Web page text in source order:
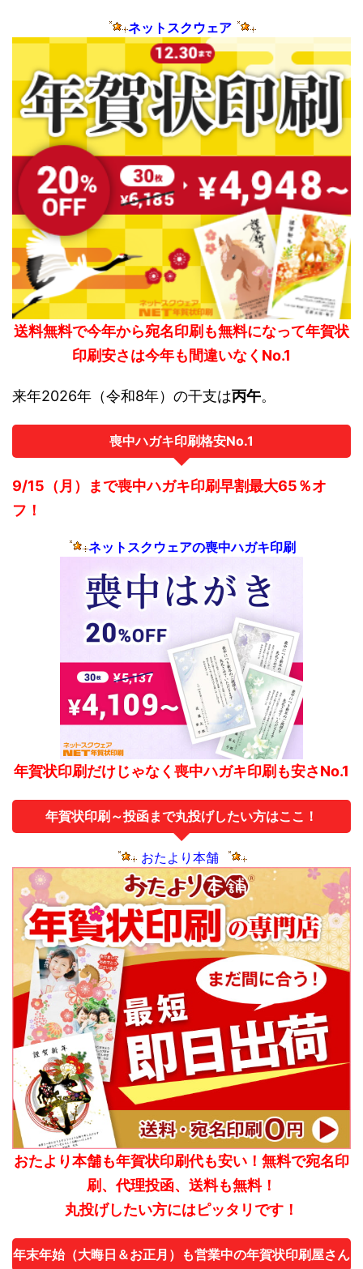
ネットスクウェア
送料無料で今年から宛名印刷も無料になって年賀状
印刷安さは今年も間違いなくNo.1
来年2026年（令和8年）の干支は丙午。
喪中ハガキ印刷格安No.1
9/15（月）まで喪中ハガキ印刷早割最大65％オ
フ！
ネットスクウェアの喪中ハガキ印刷
年賀状印刷だけじゃなく喪中ハガキ印刷も安さNo.1
年賀状印刷～投函まで丸投げしたい方はここ！
おたより本舗
おたより本舗も年賀状印刷代も安い！無料で宛名印
刷、代理投函、送料も無料！
丸投げしたい方にはピッタリです！
年末年始（大晦日＆お正月）も営業中の年賀状印刷屋さん